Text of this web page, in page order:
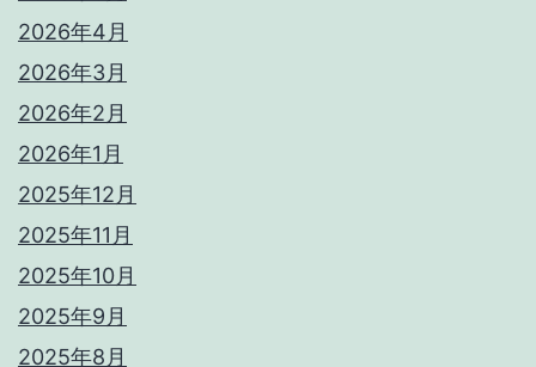
2026年4月
2026年3月
2026年2月
2026年1月
2025年12月
2025年11月
2025年10月
2025年9月
2025年8月